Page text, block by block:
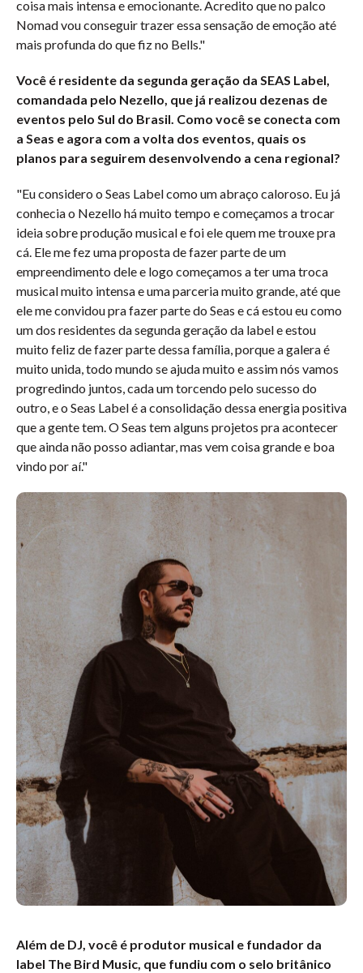
coisa mais intensa e emocionante. Acredito que no palco
Nomad vou conseguir trazer essa sensação de emoção até
mais profunda do que fiz no Bells."
Você é residente da segunda geração da SEAS Label,
comandada pelo Nezello, que já realizou dezenas de
eventos pelo Sul do Brasil. Como você se conecta com
a Seas e agora com a volta dos eventos, quais os
planos para seguirem desenvolvendo a cena regional?
"Eu considero o Seas Label como um abraço caloroso. Eu já
conhecia o Nezello há muito tempo e começamos a trocar
ideia sobre produção musical e foi ele quem me trouxe pra
cá. Ele me fez uma proposta de fazer parte de um
empreendimento dele e logo começamos a ter uma troca
musical muito intensa e uma parceria muito grande, até que
ele me convidou pra fazer parte do Seas e cá estou eu como
um dos residentes da segunda geração da label e estou
muito feliz de fazer parte dessa família, porque a galera é
muito unida, todo mundo se ajuda muito e assim nós vamos
progredindo juntos, cada um torcendo pelo sucesso do
outro, e o Seas Label é a consolidação dessa energia positiva
que a gente tem. O Seas tem alguns projetos pra acontecer
que ainda não posso adiantar, mas vem coisa grande e boa
vindo por aí."
Além de DJ, você é produtor musical e fundador da
label The Bird Music, que fundiu com o selo britânico